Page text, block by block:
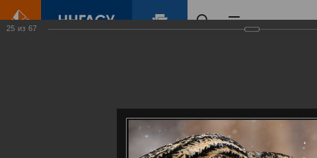
Фотогалерея
25 из 67